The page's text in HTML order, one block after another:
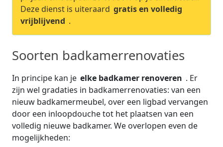
Deze dienst is uiteraard gratis en volledig
vrijblijvend .
Soorten badkamerrenovaties
In principe kan je elke badkamer renoveren . Er
zijn wel gradaties in badkamerrenovaties: van een
nieuw badkamermeubel, over een ligbad vervangen
door een inloopdouche tot het plaatsen van een
volledig nieuwe badkamer. We overlopen even de
mogelijkheden: